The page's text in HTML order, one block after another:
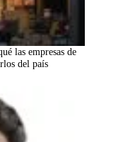
las empresas de
del país